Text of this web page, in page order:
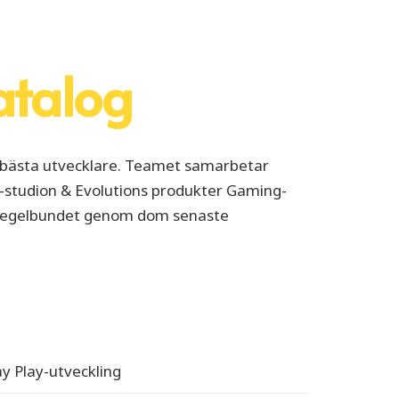
utvecklare. Teamet samarbetar
& Evolutions produkter Gaming-
genom dom senaste
Play-utveckling